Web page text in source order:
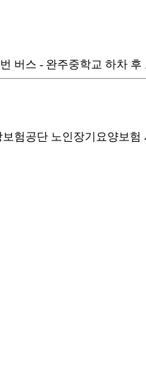
번 버스 - 완주중학교 하차
험공단 노인장기요양보